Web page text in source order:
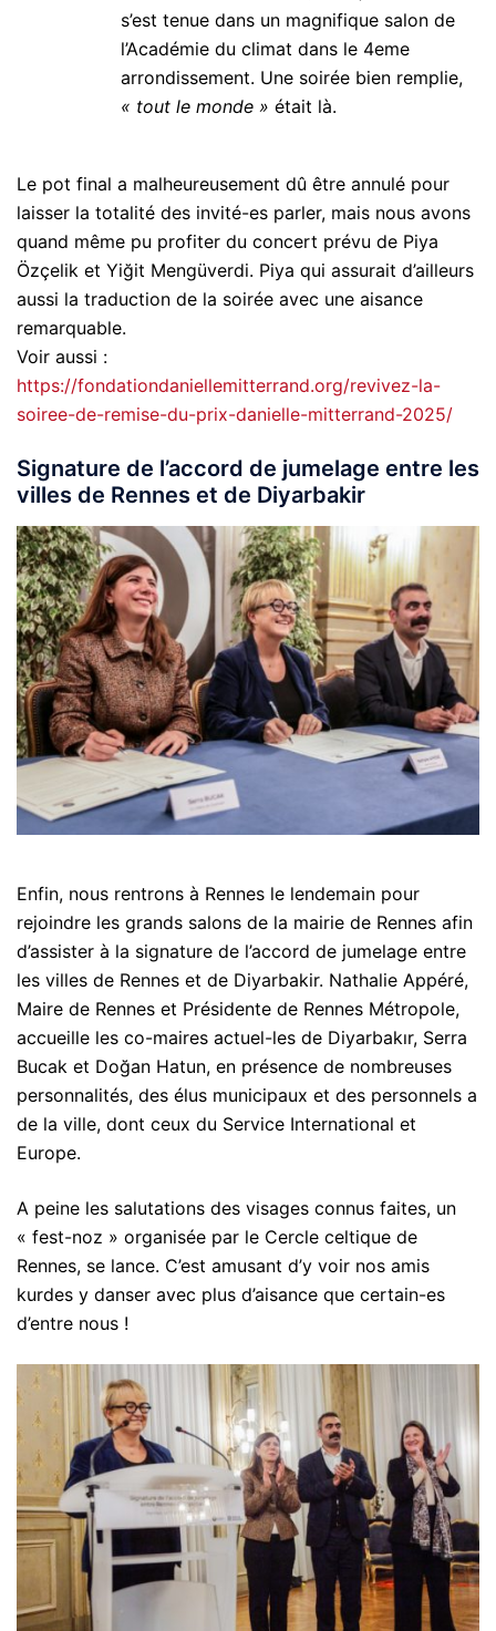
s’est tenue dans un magnifique salon de
l’Académie du climat dans le 4eme
arrondissement. Une soirée bien remplie,
« tout le monde » était là.
Le pot final a malheureusement dû être annulé pour
laisser la totalité des invité-es parler, mais nous avons
quand même pu profiter du concert prévu de Piya
Özçelik et Yiğit Mengüverdi. Piya qui assurait d’ailleurs
aussi la traduction de la soirée avec une aisance
remarquable.
Voir aussi :
https://fondationdaniellemitterrand.org/revivez-la-
soiree-de-remise-du-prix-danielle-mitterrand-2025/
Signature de l’accord de jumelage entre les
villes de Rennes et de Diyarbakir
Enfin, nous rentrons à Rennes le lendemain pour
rejoindre les grands salons de la mairie de Rennes afin
d’assister à la signature de l’accord de jumelage entre
les villes de Rennes et de Diyarbakir. Nathalie Appéré,
Maire de Rennes et Présidente de Rennes Métropole,
accueille les co-maires actuel-les de Diyarbakır, Serra
Bucak et Doğan Hatun, en présence de nombreuses
personnalités, des élus municipaux et des personnels a
de la ville, dont ceux du Service International et
Europe.
A peine les salutations des visages connus faites, un
« fest-noz » organisée par le Cercle celtique de
Rennes, se lance. C’est amusant d’y voir nos amis
kurdes y danser avec plus d’aisance que certain-es
d’entre nous !